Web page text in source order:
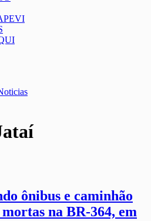
ônibus e caminhão
mortas na BR-364, em